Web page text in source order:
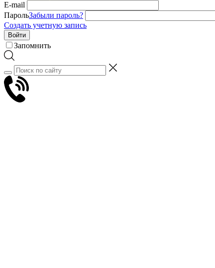
E-mail
ПарольЗабыли пароль?
Создать учетную запись
Войти
Запомнить